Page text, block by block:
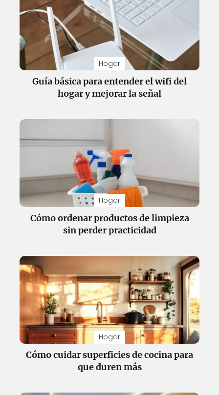
Hogar
Guía básica para entender el wifi del
hogar y mejorar la señal
Hogar
Cómo ordenar productos de limpieza
sin perder practicidad
Hogar
Cómo cuidar superficies de cocina para
que duren más